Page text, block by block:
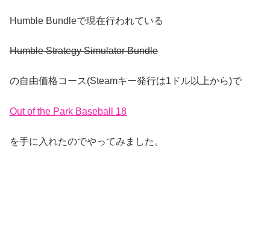
Humble Bundleで現在行われている
Humble Strategy Simulator Bundle
の自由価格コース(Steamキー発行は1ドル以上から)で
Out of the Park Baseball 18
を手に入れたのでやってみました。